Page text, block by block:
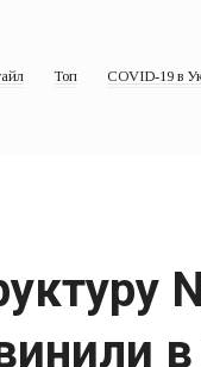
Топ COVID-19 в